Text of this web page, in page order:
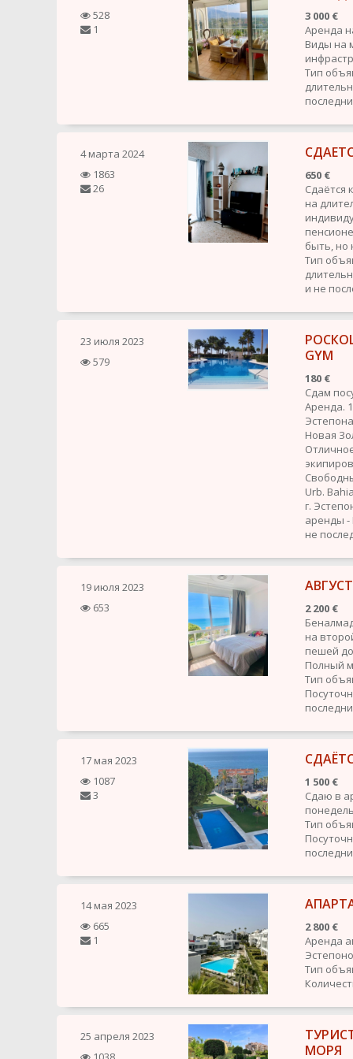
528
1
3 000 €
Аренда
Виды на
Тип
4 марта 2024
1863
26
650 €
Сдаётся
на
быть, но
Тип
и не
23 июля 2023
579
GYM
180 €
Сдам
Аренда.
Новая
Urb.
г.
аренды -
не
19 июля 2023
653
2 200 €
на
пешей
Полный
Тип
17 мая 2023
1087
3
1 500 €
Сдаю в
Тип
14 мая 2023
665
1
2 800 €
Аренда
Тип
25 апреля 2023
МОРЯ